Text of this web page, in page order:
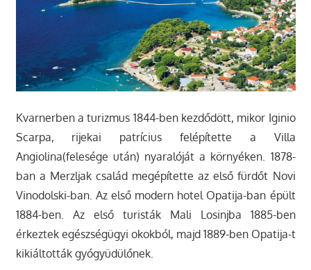
Kvarnerben a turizmus 1844-ben kezdődött, mikor Iginio
Scarpa, rijekai patrícius felépítette a Villa
Angiolina(felesége után) nyaralóját a környéken. 1878-
ban a Merzljak család megépítette az első fürdőt Novi
Vinodolski-ban. Az első modern hotel Opatija-ban épült
1884-ben. Az első turisták Mali Losinjba 1885-ben
érkeztek egészségügyi okokból, majd 1889-ben Opatija-t
kikiáltották gyógyüdülőnek.